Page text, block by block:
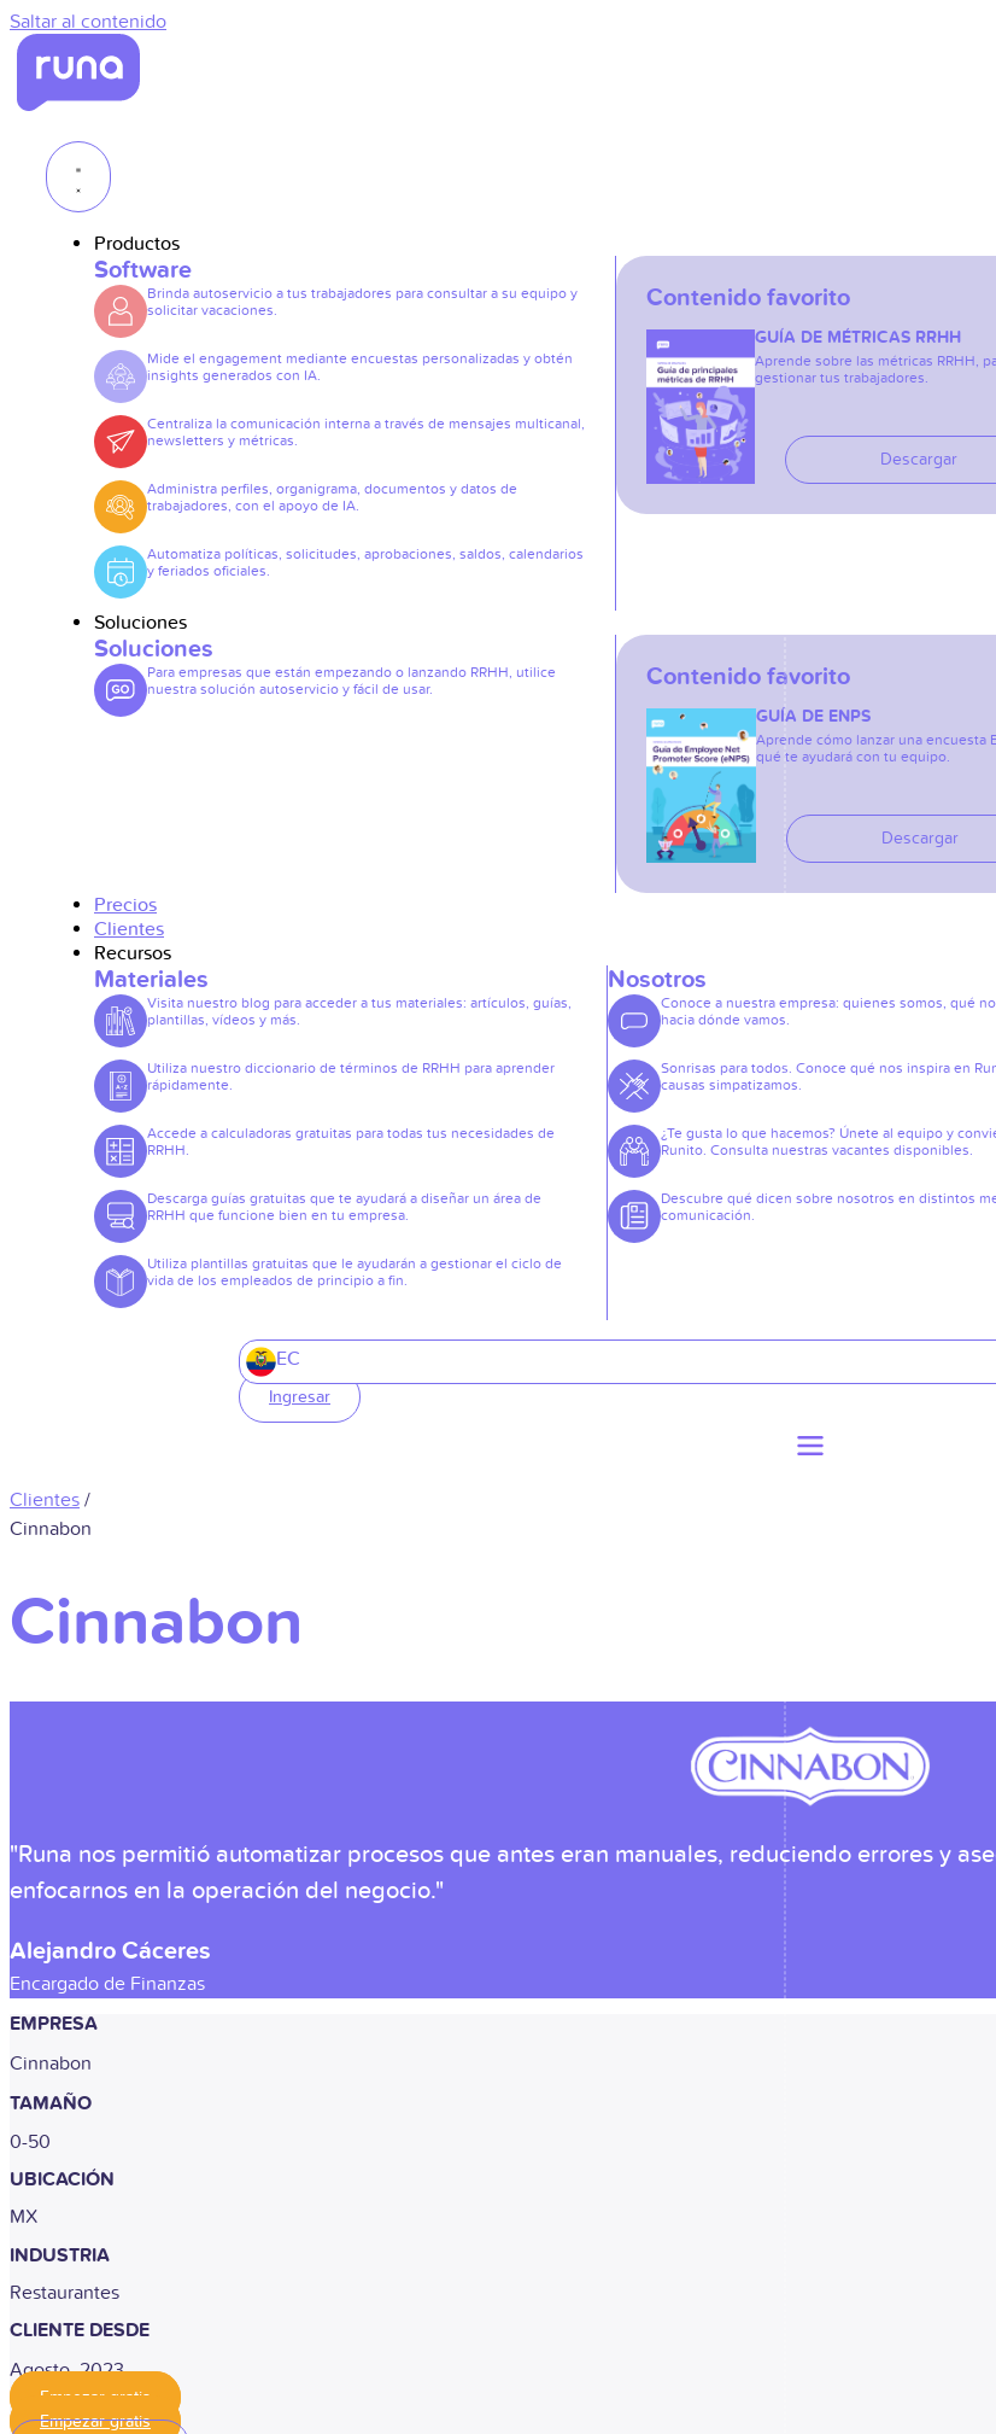
Saltar al contenido
Productos
Software
Brinda autoservicio a tus trabajadores para consultar a su equipo y
solicitar vacaciones.
Mide el engagement mediante encuestas personalizadas y obtén
insights generados con IA.
Centraliza la comunicación interna a través de mensajes multicanal,
newsletters y métricas.
Administra perfiles, organigrama, documentos y datos de
trabajadores, con el apoyo de IA.
Automatiza políticas, solicitudes, aprobaciones, saldos, calendarios
y feriados oficiales.
Contenido favorito
GUÍA DE MÉTRICAS RRHH
Aprende sobre las métricas RRHH,
gestionar tus trabajadores.
Descargar
Soluciones
Soluciones
Para empresas que están empezando o lanzando RRHH, utilice
nuestra solución autoservicio y fácil de usar.
Contenido favorito
GUÍA DE ENPS
Aprende cómo lanzar una encuesta
qué te ayudará con tu equipo.
Descargar
Precios
Clientes
Recursos
Materiales
Visita nuestro blog para acceder a tus materiales: artículos, guías,
plantillas, vídeos y más.
Utiliza nuestro diccionario de términos de RRHH para aprender
rápidamente.
Accede a calculadoras gratuitas para todas tus necesidades de
RRHH.
Descarga guías gratuitas que te ayudará a diseñar un área de
RRHH que funcione bien en tu empresa.
Utiliza plantillas gratuitas que le ayudarán a gestionar el ciclo de
vida de los empleados de principio a fin.
Nosotros
Conoce a nuestra empresa: quienes somos, qué
hacia dónde vamos.
Sonrisas para todos. Conoce qué nos inspira en
causas simpatizamos.
¿Te gusta lo que hacemos? Únete al equipo y
Runito. Consulta nuestras vacantes disponibles.
Descubre qué dicen sobre nosotros en distintos
comunicación.
EC
Ingresar
Clientes /
Cinnabon
Cinnabon
"Runa nos permitió automatizar procesos que antes eran manuales, reduciendo errores y
enfocarnos en la operación del negocio."
Alejandro Cáceres
Encargado de Finanzas
EMPRESA
Cinnabon
TAMAÑO
0-50
UBICACIÓN
MX
INDUSTRIA
Restaurantes
CLIENTE DESDE
Agosto, 2023
Empezar gratis
Empezar gratis